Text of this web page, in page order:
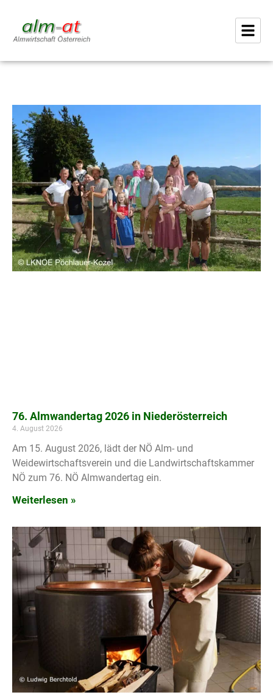
76. Almwandertag 2026 in Niederösterreich
4. August 2026
Am 15. August 2026, lädt der NÖ Alm- und
Weidewirtschaftsverein und die Landwirtschaftskammer
NÖ zum 76. NÖ Almwandertag ein.
Weiterlesen »